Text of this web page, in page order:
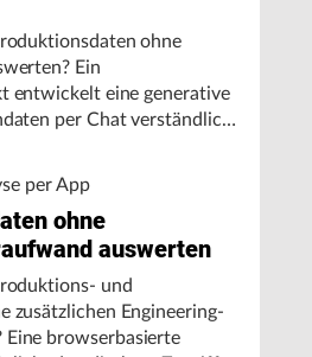
ohne
Ein
entwickelt eine generative
per Chat verständlich
per App
ohne
auswerten
und
zusätzlichen Engineering-
browserbasierte